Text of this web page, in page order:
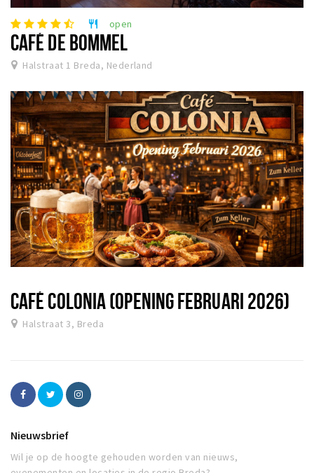
restaurant open
CAFÉ DE BOMMEL
Halstraat 1 Breda, Nederland
CAFÉ COLONIA (OPENING FEBRUARI 2026)
Halstraat 3, Breda
Nieuwsbrief
Wil je op de hoogte gehouden worden van nieuws,